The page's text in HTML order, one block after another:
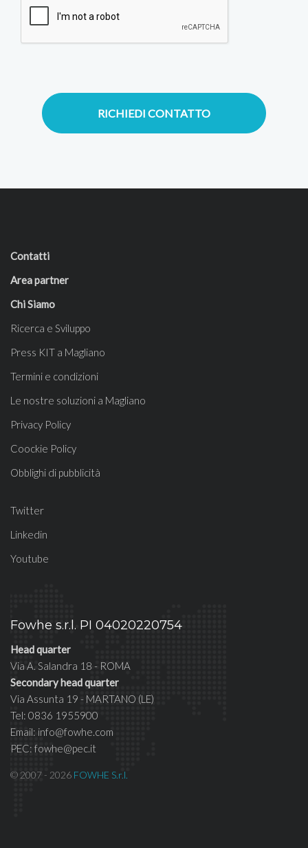
RICHIEDI CONTATTO
Contatti
Area partner
Chi Siamo
Ricerca e Sviluppo
Press KIT a Magliano
Termini e condizioni
Le nostre soluzioni a Magliano
Privacy Policy
Coockie Policy
Obblighi di pubblicità
Twitter
Linkedin
Youtube
Fowhe s.r.l. PI 04020220754
Head quarter
Via A. Salandra 18 - ROMA
Secondary head quarter
Via Assunta 19 - MARTANO (LE)
Tel: 0836 1955900
Email: info@fowhe.com
PEC: fowhe@pec.it
© 2007 - 2026 FOWHE S.r.l.